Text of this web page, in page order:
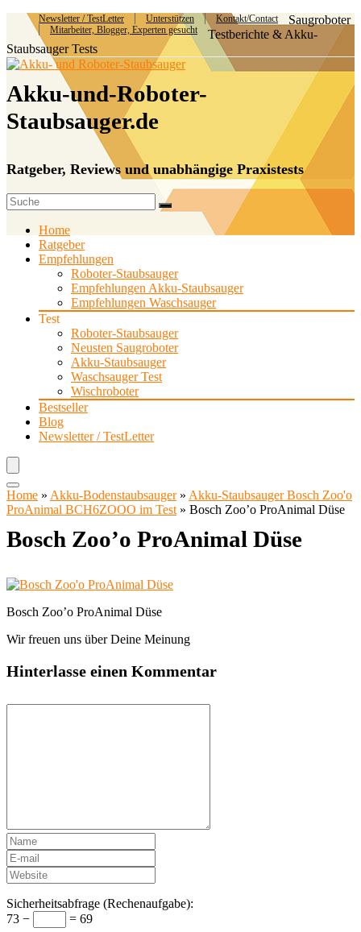
Newsletter / TestLetter Unterstützen
Kontakt/Contact
Mitarbeiter, Blogger, Experten gesucht
Saugroboter
Testberichte & Akku-
Staubsauger Tests
Akku-und-Roboter-
Staubsauger.de
Ratgeber, Reviews und unabhängige Praxistests
Home
Ratgeber
Empfehlungen
Roboter-Staubsauger
Empfehlungen Akku-Staubsauger
Empfehlungen Waschsauger
Test
Roboter-Staubsauger
Neusten Saugroboter
Akku-Staubsauger
Waschsauger Test
Wischroboter
Bestseller
Blog
Newsletter / TestLetter
Home » Akku-Bodenstaubsauger» Akku-Staubsauger Bosch Zoo'o
ProAnimal BCH6ZOOO im Test » Bosch Zoo’o ProAnimal Düse
Bosch Zoo’o ProAnimal Düse
Bosch Zoo’o ProAnimal Düse
Wir freuen uns über Deine Meinung
Hinterlasse einen Kommentar
Sicherheitsabfrage (Rechenaufgabe):
73 −
= 69